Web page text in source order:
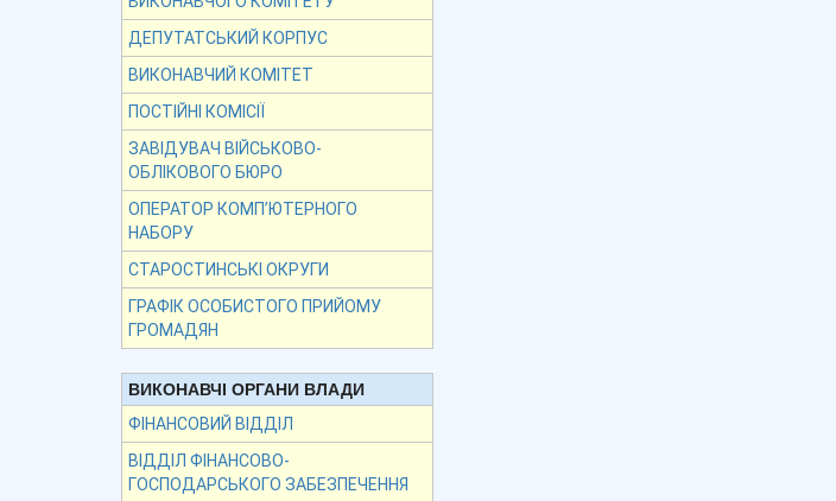
ДЕПУТАТСЬКИЙ КОРПУС
ВИКОНАВЧИЙ КОМІТЕТ
ПОСТІЙНІ КОМІСІЇ
ЗАВІДУВАЧ ВІЙСЬКОВО-
ОБЛІКОВОГО БЮРО
ОПЕРАТОР КОМП’ЮТЕРНОГО
НАБОРУ
СТАРОСТИНСЬКІ ОКРУГИ
ГРАФІК ОСОБИСТОГО ПРИЙОМУ
ГРОМАДЯН
ВИКОНАВЧІ ОРГАНИ ВЛАДИ
ФІНАНСОВИЙ ВІДДІЛ
ВІДДІЛ ФІНАНСОВО-
ГОСПОДАРСЬКОГО ЗАБЕЗПЕЧЕННЯ